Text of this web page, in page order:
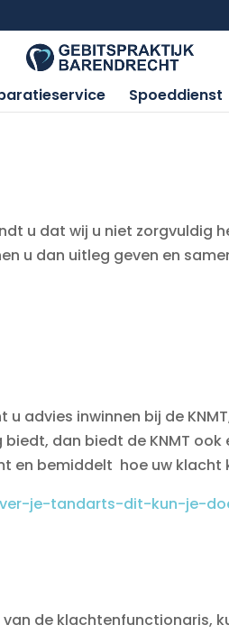
Spoeddienst
u dat wij u niet zorgvuldig
u dan uitleg geven en
advies inwinnen bij de
dan biedt de KNMT
en bemiddelt hoe uw klacht
je-tandarts-dit-kun-je-
de klachtenfunctionaris,